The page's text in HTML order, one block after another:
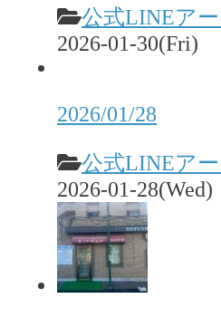
公式LINEア
2026-01-30(Fri)
2026/01/28
公式LINEア
2026-01-28(Wed)